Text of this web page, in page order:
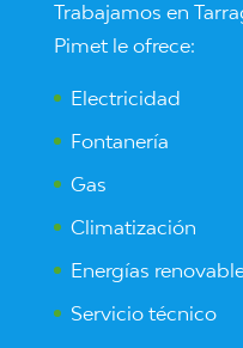
Trabajamos en
Pimet le ofrece:
Electricidad
Fontanería
Gas
Climatización
Energías
Servicio técnico